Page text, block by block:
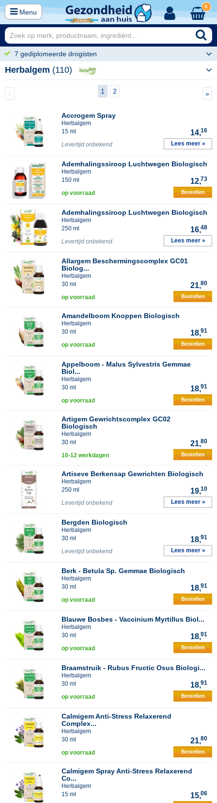
Menu
0
7 gediplomeerde drogisten
Herbalgem (110)
« 1 2 »
Accrogem Spray
Herbalgem
15 ml
14,16
Levertijd onbekend Lees meer »
Ademhalingssiroop Luchtwegen Biologisch
Herbalgem
150 ml
12,73
op voorraad Bestellen
Ademhalingssiroop Luchtwegen Biologisch
Herbalgem
250 ml
16,48
Levertijd onbekend Lees meer »
Allargem Beschermingscomplex GC01
Biolog...
Herbalgem
30 ml
21,80
op voorraad Bestellen
Amandelboom Knoppen Biologisch
Herbalgem
30 ml
18,91
op voorraad Bestellen
Appelboom - Malus Sylvestris Gemmae
Biol...
Herbalgem
30 ml
18,91
op voorraad Bestellen
Artigem Gewrichtscomplex GC02
Biologisch
Herbalgem
30 ml
21,80
10-12 werkdagen Bestellen
Artiseve Berkensap Gewrichten Biologisch
Herbalgem
250 ml
19,10
Levertijd onbekend Lees meer »
Bergden Biologisch
Herbalgem
30 ml
18,91
Levertijd onbekend Lees meer »
Berk - Betula Sp. Gemmae Biologisch
Herbalgem
30 ml
18,91
op voorraad Bestellen
Blauwe Bosbes - Vaccinium Myrtillus Biol...
Herbalgem
30 ml
18,91
op voorraad Bestellen
Braamstruik - Rubus Fructic Osus Biologi...
Herbalgem
30 ml
18,91
op voorraad Bestellen
Calmigem Anti-Stress Relaxerend
Complex...
Herbalgem
30 ml
21,80
op voorraad Bestellen
Calmigem Spray Anti-Stress Relaxerend
Co...
Herbalgem
15 ml
15,06